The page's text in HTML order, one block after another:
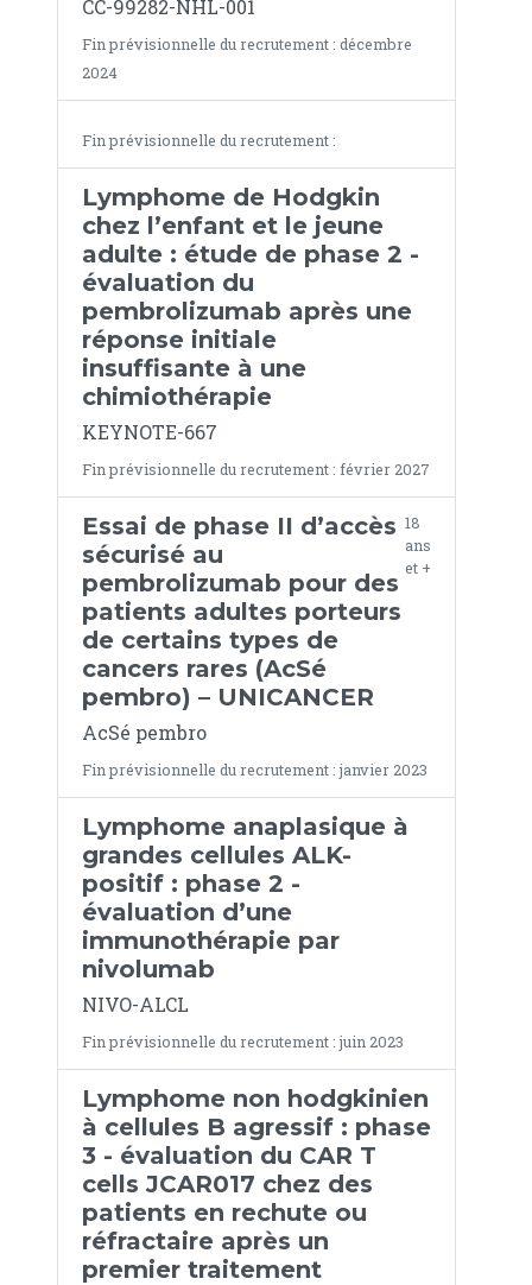
CC-99282-NHL-001
Fin prévisionnelle du recrutement : décembre
2024
Fin prévisionnelle du recrutement :
Lymphome de Hodgkin
chez l’enfant et le jeune
adulte : étude de phase 2 -
évaluation du
pembrolizumab après une
réponse initiale
insuffisante à une
chimiothérapie
KEYNOTE-667
Fin prévisionnelle du recrutement : février 2027
Essai de phase II d’accès
sécurisé au
pembrolizumab pour des
patients adultes porteurs
de certains types de
cancers rares (AcSé
pembro) – UNICANCER
18
ans
et +
AcSé pembro
Fin prévisionnelle du recrutement : janvier 2023
Lymphome anaplasique à
grandes cellules ALK-
positif : phase 2 -
évaluation d’une
immunothérapie par
nivolumab
NIVO-ALCL
Fin prévisionnelle du recrutement : juin 2023
Lymphome non hodgkinien
à cellules B agressif : phase
3 - évaluation du CAR T
cells JCAR017 chez des
patients en rechute ou
réfractaire après un
premier traitement